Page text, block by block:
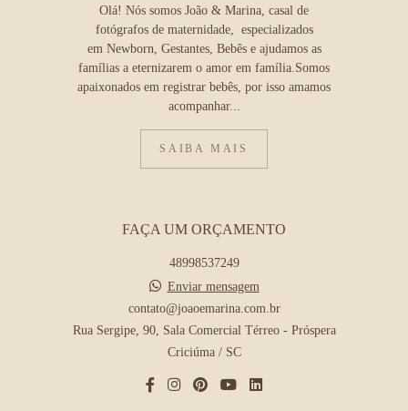
Olá! Nós somos João & Marina, casal de
fotógrafos de maternidade, especializados
em Newborn, Gestantes, Bebês e ajudamos as
famílias a eternizarem o amor em família.Somos
apaixonados em registrar bebês, por isso amamos
acompanhar...
SAIBA MAIS
FAÇA UM ORÇAMENTO
48998537249
Enviar mensagem
contato@joaoemarina.com.br
Rua Sergipe, 90, Sala Comercial Térreo - Próspera
Criciúma / SC